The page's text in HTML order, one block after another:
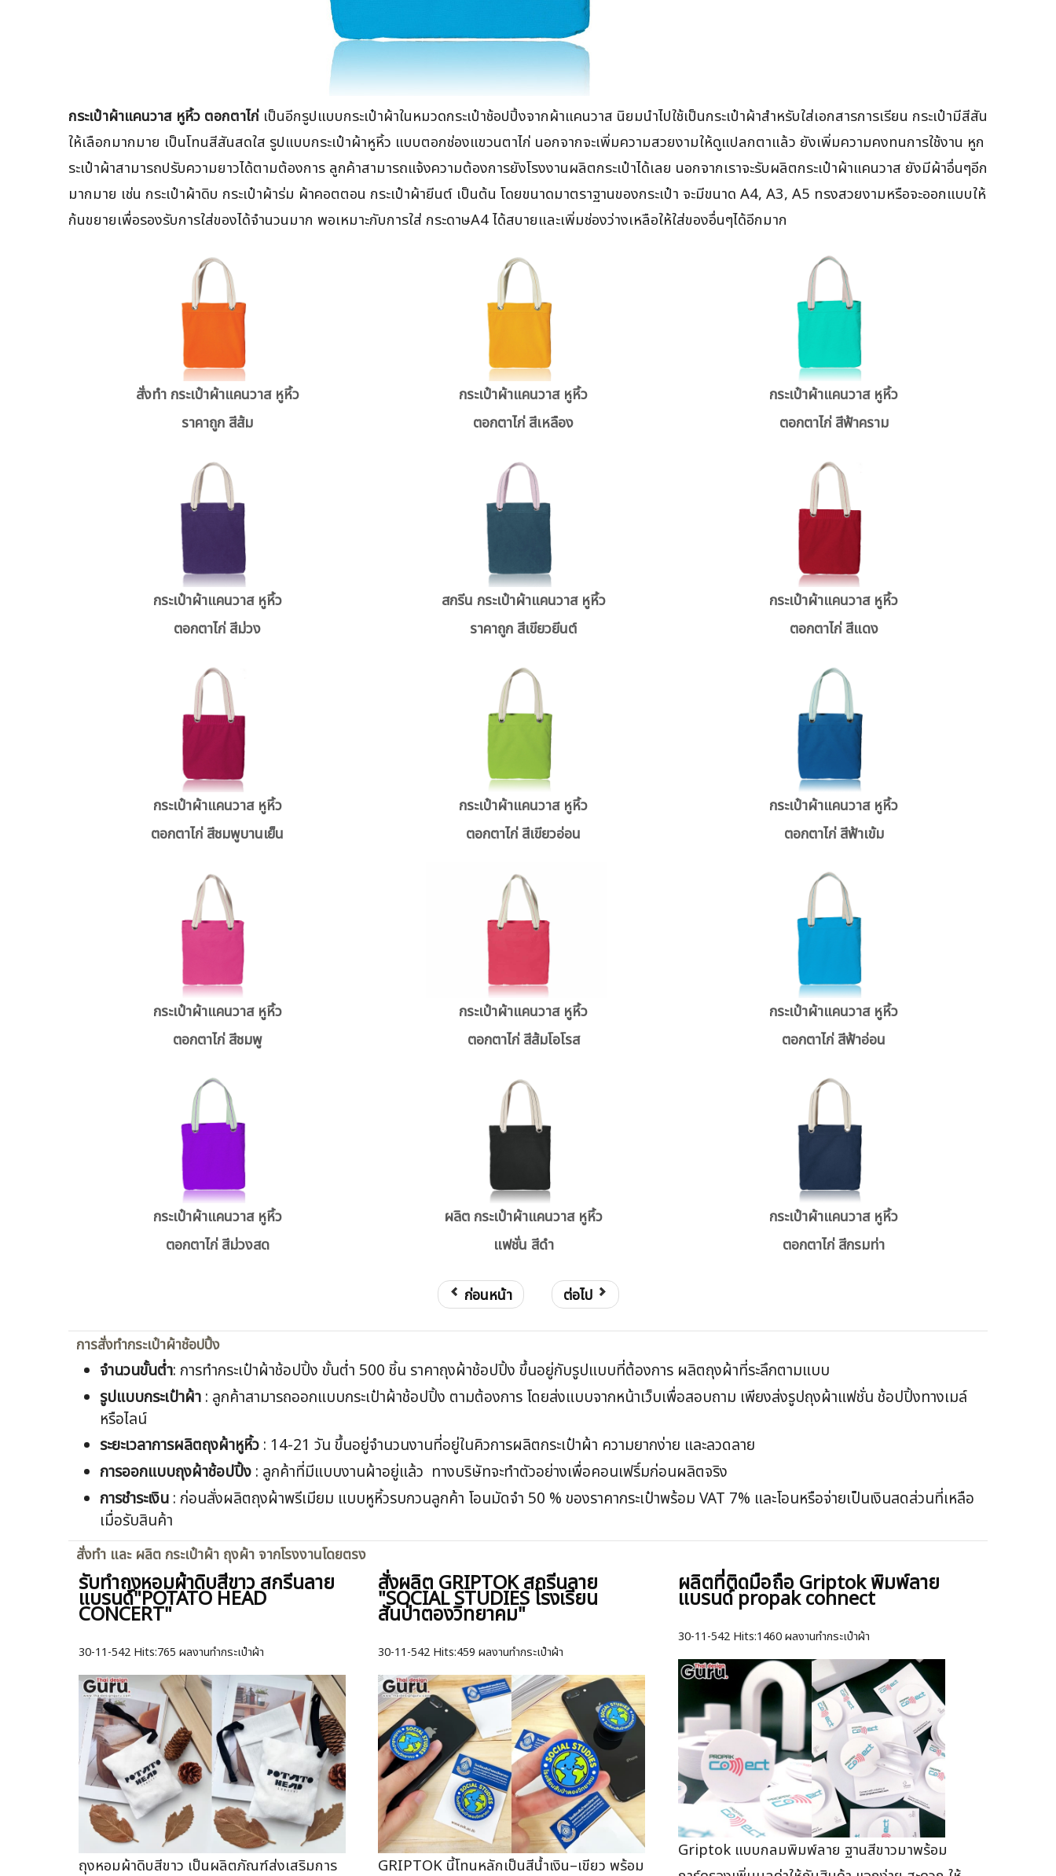
กระเป๋าผ้าแคนวาส หูหิ้ว ตอกตาไก่ เป็นอีกรูปแบบกระเป๋าผ้าในหมวดกระเป๋าช้อปปิ้งจากผ้าแคนวาส นิยมนำไปใช้เป็นกระเป๋าผ้าสำหรับใส่เอกสารการเรียน กระเป๋ามีสีสัน
ให้เลือกมากมาย เป็นโทนสีสันสดใส รูปแบบกระเป๋าผ้าหูหิ้ว แบบตอกช่องแขวนตาไก่ นอกจากจะเพิ่มความสวยงามให้ดูแปลกตาแล้ว ยังเพิ่มความคงทนการใช้งาน หูก
ระเป๋าผ้าสามารถปรับความยาวได้ตามต้องการ ลูกค้าสามารถแจ้งความต้องการยังโรงงานผลิตกระเป๋าได้เลย นอกจากเราจะรับผลิตกระเป๋าผ้าแคนวาส ยังมีผ้าอื่นๆอีก
มากมาย เช่น กระเป๋าผ้าดิบ กระเป๋าผ้าร่ม ผ้าคอตตอน กระเป๋าผ้ายีนต์ เป็นต้น โดยขนาดมาตราฐานของกระเป๋า จะมีขนาด A4, A3, A5 ทรงสวยงามหรือจะออกแบบให้
ก้นขยายเพื่อรองรับการใส่ของได้จำนวนมาก พอเหมาะกับการใส่ กระดาษA4 ได้สบายและเพิ่มช่องว่างเหลือให้ใส่ของอื่นๆได้อีกมาก
สั่งทำ กระเป๋าผ้าแคนวาส หูหิ้ว
ราคาถูก สีส้ม
กระเป๋าผ้าแคนวาส หูหิ้ว
ตอกตาไก่ สีเหลือง
กระเป๋าผ้าแคนวาส หูหิ้ว
ตอกตาไก่ สีฟ้าคราม
กระเป๋าผ้าแคนวาส หูหิ้ว
ตอกตาไก่ สีม่วง
สกรีน กระเป๋าผ้าแคนวาส หูหิ้ว
ราคาถูก สีเขียวยีนต์
กระเป๋าผ้าแคนวาส หูหิ้ว
ตอกตาไก่ สีแดง
กระเป๋าผ้าแคนวาส หูหิ้ว
ตอกตาไก่ สีชมพูบานเย็น
กระเป๋าผ้าแคนวาส หูหิ้ว
ตอกตาไก่ สีเขียวอ่อน
กระเป๋าผ้าแคนวาส หูหิ้ว
ตอกตาไก่ สีฟ้าเข้ม
กระเป๋าผ้าแคนวาส หูหิ้ว
ตอกตาไก่ สีชมพู
กระเป๋าผ้าแคนวาส หูหิ้ว
ตอกตาไก่ สีส้มโอโรส
กระเป๋าผ้าแคนวาส หูหิ้ว
ตอกตาไก่ สีฟ้าอ่อน
กระเป๋าผ้าแคนวาส หูหิ้ว
ตอกตาไก่ สีม่วงสด
ผลิต กระเป๋าผ้าแคนวาส หูหิ้ว
แฟชั่น สีดำ
กระเป๋าผ้าแคนวาส หูหิ้ว
ตอกตาไก่ สีกรมท่า
ก่อนหน้า ต่อไป
การสั่งทำกระเป๋าผ้าช้อปปิ้ง
จำนวนขั้นต่ำ: การทำกระเป๋าผ้าช้อปปิ้ง ขั้นต่ำ 500 ชิ้น ราคาถุงผ้าช้อปปิ้ง ขึ้นอยู่กับรูปแบบที่ต้องการ ผลิตถุงผ้าที่ระลึกตามแบบ
รูปแบบกระเป๋าผ้า : ลูกค้าสามารถออกแบบกระเป๋าผ้าช้อปปิ้ง ตามต้องการ โดยส่งแบบจากหน้าเว็บเพื่อสอบถาม เพียงส่งรูปถุงผ้าแฟชั่น ช้อปปิ้งทางเมล์
หรือไลน์
ระยะเวลาการผลิตถุงผ้าหูหิ้ว : 14-21 วัน ขึ้นอยู่จำนวนงานที่อยู่ในคิวการผลิตกระเป๋าผ้า ความยากง่าย และลวดลาย
การออกแบบถุงผ้าช้อปปิ้ง : ลูกค้าที่มีแบบงานผ้าอยู่แล้ว ทางบริษัทจะทำตัวอย่างเพื่อคอนเฟริ์มก่อนผลิตจริง
การชำระเงิน : ก่อนสั่งผลิตถุงผ้าพรีเมียม แบบหูหิ้วรบกวนลูกค้า โอนมัดจำ 50 % ของราคากระเป๋าพร้อม VAT 7% และโอนหรือจ่ายเป็นเงินสดส่วนที่เหลือ
เมื่อรับสินค้า
สั่งทำ และ ผลิต กระเป๋าผ้า ถุงผ้า จากโรงงานโดยตรง
รับทำถุงหอมผ้าดิบสีขาว สกรีนลาย
แบรนด์"POTATO HEAD
CONCERT"
30-11-542 Hits:765 ผลงานทำกระเป๋าผ้า
ถุงหอมผ้าดิบสีขาว เป็นผลิตภัณฑ์ส่งเสริมการ
สั่งผลิต GRIPTOK สกรีนลาย
"SOCIAL STUDIES โรงเรียน
สันป่าตองวิทยาคม"
30-11-542 Hits:459 ผลงานทำกระเป๋าผ้า
GRIPTOK นี้โทนหลักเป็นสีน้ำเงิน–เขียว พร้อม
ผลิตที่ติดมือถือ Griptok พิมพ์ลาย
แบรนด์ propak connect
30-11-542 Hits:1460 ผลงานทำกระเป๋าผ้า
Griptok แบบกลมพิมพ์ลาย ฐานสีขาวมาพร้อม